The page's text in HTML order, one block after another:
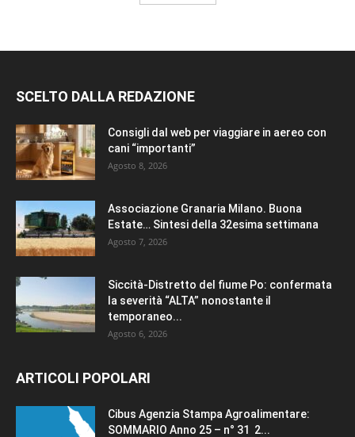
SCELTO DALLA REDAZIONE
Consigli dal web per viaggiare in aereo con
cani “importanti”
Agosto 8, 2026
Associazione Granaria Milano. Buona
Estate… Sintesi della 32esima settimana
Agosto 7, 2026
Siccità-Distretto del fiume Po: confermata
la severità “ALTA” nonostante il
temporaneo...
Agosto 6, 2026
ARTICOLI POPOLARI
Cibus Agenzia Stampa Agroalimentare:
SOMMARIO Anno 25 – n° 31 2...